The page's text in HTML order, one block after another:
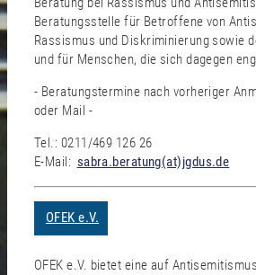
Beratungsstelle für Betroffene von
Rassismus und Diskriminierung sowie
und für Menschen, die sich dagegen
- Beratungstermine nach vorheriger
oder Mail -
Tel.: 0211/469 126 26
E-Mail: sabra.beratung(at)jgdus.de
OFEK e.V.
OFEK e.V. bietet eine auf